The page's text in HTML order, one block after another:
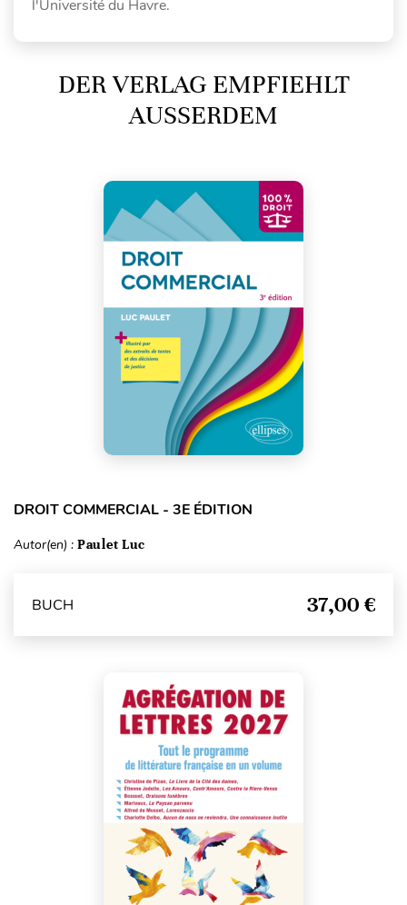
l'Université du Havre.
DER VERLAG EMPFIEHLT
AUSSERDEM
DROIT COMMERCIAL - 3E ÉDITION
Autor(en) : Paulet Luc
BUCH 37,00 €